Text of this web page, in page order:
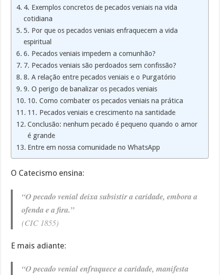
4. Exemplos concretos de pecados veniais na vida
cotidiana
5. Por que os pecados veniais enfraquecem a vida
espiritual
6. Pecados veniais impedem a comunhão?
7. Pecados veniais são perdoados sem confissão?
8. A relação entre pecados veniais e o Purgatório
9. O perigo de banalizar os pecados veniais
10. Como combater os pecados veniais na prática
11. Pecados veniais e crescimento na santidade
Conclusão: nenhum pecado é pequeno quando o amor
é grande
Entre em nossa comunidade no WhatsApp
O Catecismo ensina:
“O pecado venial deixa subsistir a caridade, embora a
ofenda e a fira.”
(CIC 1855)
E mais adiante:
“O pecado venial enfraquece a caridade, manifesta